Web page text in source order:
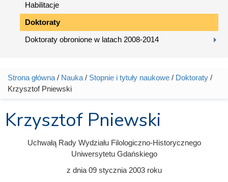
Habilitacje
Doktoraty
Doktoraty obronione w latach 2008-2014
Jesteś tutaj
Strona główna / Nauka / Stopnie i tytuły naukowe / Doktoraty /
Krzysztof Pniewski
Krzysztof Pniewski
Uchwałą Rady Wydziału Filologiczno-Historycznego
Uniwersytetu Gdańskiego
z dnia 09 stycznia 2003roku